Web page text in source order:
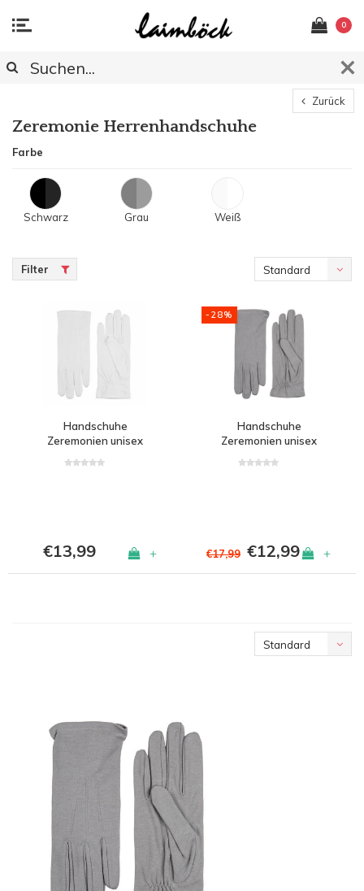
0
Zurück
Zeremonie Herrenhandschuhe
Farbe
Schwarz Grau Weiß
Filter Standard
Handschuhe
Zeremonien unisex
€13,99 +
-28%
Handschuhe
Zeremonien unisex
€17,99 €12,99 +
Standard